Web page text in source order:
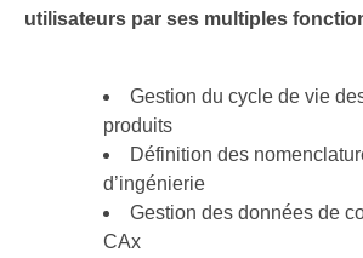
utilisateurs par ses multiples
Gestion du cycle de vie
produits
Définition des
d’ingénierie
Gestion des données de
CAx